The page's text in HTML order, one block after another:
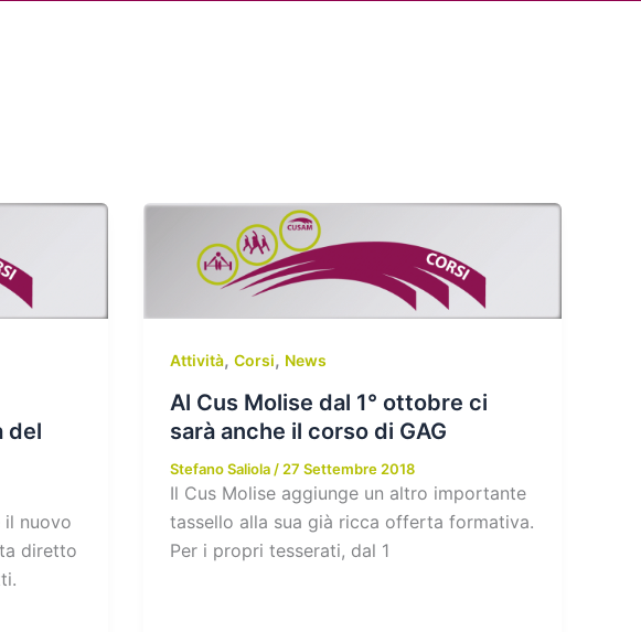
del
il nuovo
diretto
Attività,Corsi, News
Al Cus Molise dal 1° ottobre ci
sarà anche il corso di GAG
Stefano Saliola / 27 Settembre 2018
Il Cus Molise aggiunge un altro importante
tassello alla sua già ricca offerta formativa.
Per i propri tesserati, dal 1